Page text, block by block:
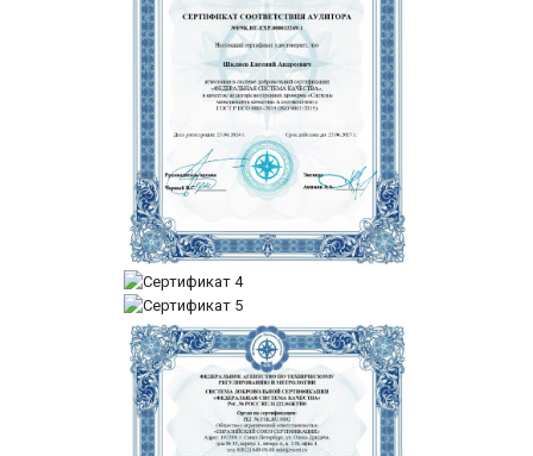
Стержень из фторопласта марки Ф-4К20